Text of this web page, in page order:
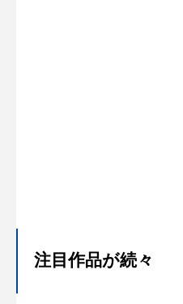
注目作品が続々